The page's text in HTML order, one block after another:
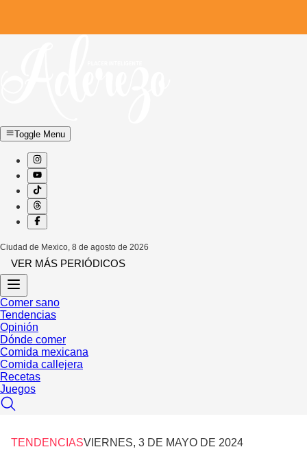
Toggle Menu
Ciudad de Mexico, 8 de agosto de 2026
VER MÁS PERIÓDICOS
Comer sano
Tendencias
Opinión
Dónde comer
Comida mexicana
Comida callejera
Recetas
Juegos
TENDENCIASVIERNES, 3 DE MAYO DE 2024